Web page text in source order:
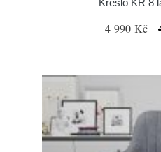
Křeslo KR 8
4 990 Kč